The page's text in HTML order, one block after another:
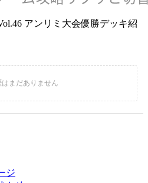
アンリミ大会優勝デッキ紹
ジ